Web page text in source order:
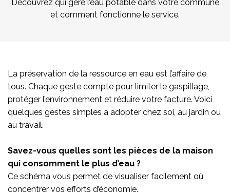
Découvrez qui gère l’eau potable dans votre commune
et comment fonctionne le service.
La préservation de la ressource en eau est l’affaire de
tous. Chaque geste compte pour limiter le gaspillage,
protéger l’environnement et réduire votre facture. Voici
quelques gestes simples à adopter chez soi, au jardin ou
au travail.
Savez-vous quelles sont les pièces de la maison
qui consomment le plus d’eau ?
Ce schéma vous permet de visualiser facilement où
concentrer vos efforts d’économie.